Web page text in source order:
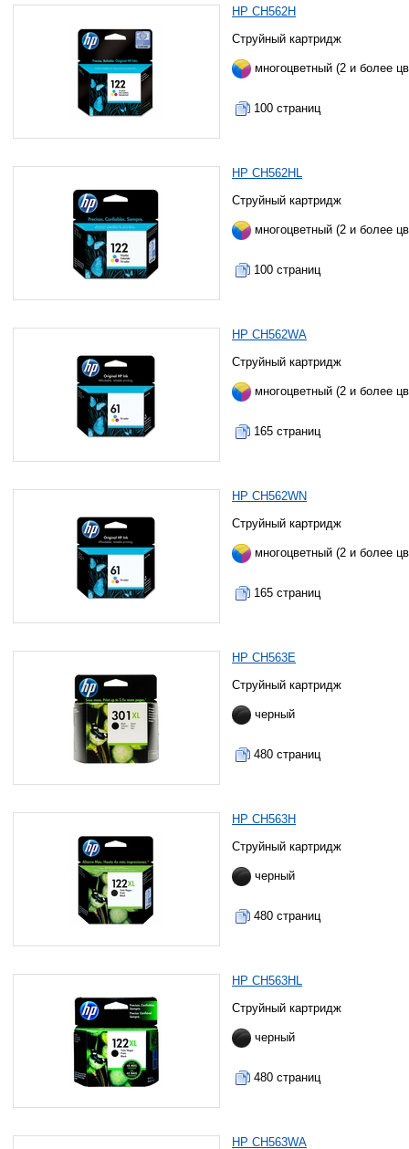
HP CH562H
Струйный картридж
многоцветный (2 и более
100 страниц
HP CH562HL
Струйный картридж
многоцветный (2 и более
100 страниц
HP CH562WA
Струйный картридж
многоцветный (2 и более
165 страниц
HP CH562WN
Струйный картридж
многоцветный (2 и более
165 страниц
HP CH563E
Струйный картридж
черный
480 страниц
HP CH563H
Струйный картридж
черный
480 страниц
HP CH563HL
Струйный картридж
черный
480 страниц
HP CH563WA